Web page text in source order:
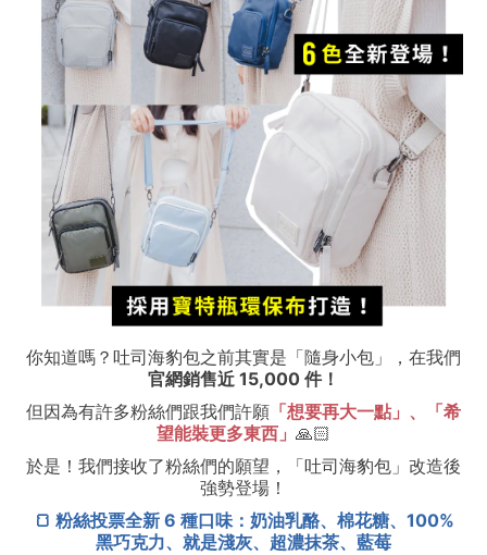
你知道嗎？吐司海豹包之前其實是「隨身小包」，在我們
官網銷售近 15,000 件！
但因為有許多粉絲們跟我們許願 「想要再大一點」、「希
望能裝更多東西」 🙏🏻
於是！我們接收了粉絲們的願望，「吐司海豹包」改造後
強勢登場！
🍞 粉絲投票全新 6 種口味：奶油乳酪、棉花糖、100%
黑巧克力、就是淺灰、超濃抹茶、藍莓